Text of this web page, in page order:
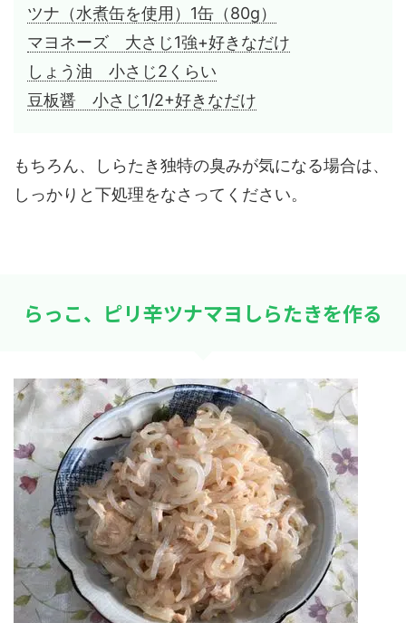
ツナ（水煮缶を使用）1缶（80g）
マヨネーズ 大さじ1強+好きなだけ
しょう油 小さじ2くらい
豆板醤 小さじ1/2+好きなだけ
もちろん、しらたき独特の臭みが気になる場合は、
しっかりと下処理をなさってください。
らっこ、ピリ辛ツナマヨしらたきを作る